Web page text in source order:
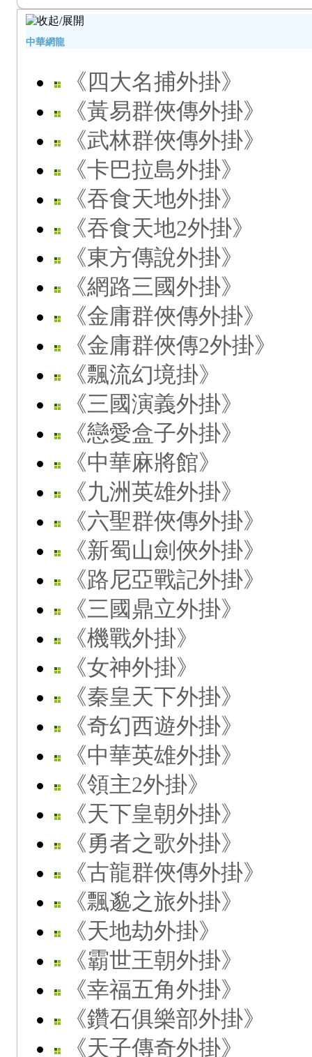
中華網龍
《四大名捕外掛》
《黃易群俠傳外掛》
《武林群俠傳外掛》
《卡巴拉島外掛》
《吞食天地外掛》
《吞食天地2外掛》
《東方傳說外掛》
《網路三國外掛》
《金庸群俠傳外掛》
《金庸群俠傳2外掛》
《飄流幻境掛》
《三國演義外掛》
《戀愛盒子外掛》
《中華麻將館》
《九洲英雄外掛》
《六聖群俠傳外掛》
《新蜀山劍俠外掛》
《路尼亞戰記外掛》
《三國鼎立外掛》
《機戰外掛》
《女神外掛》
《秦皇天下外掛》
《奇幻西遊外掛》
《中華英雄外掛》
《領主2外掛》
《天下皇朝外掛》
《勇者之歌外掛》
《古龍群俠傳外掛》
《飄邈之旅外掛》
《天地劫外掛》
《霸世王朝外掛》
《幸福五角外掛》
《鑽石俱樂部外掛》
《天子傳奇外掛》